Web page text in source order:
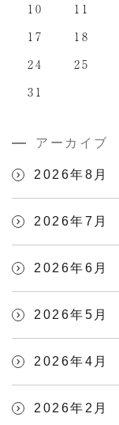
10
11
17
18
24
25
31
アーカイブ
2026年8月
2026年7月
2026年6月
2026年5月
2026年4月
2026年2月